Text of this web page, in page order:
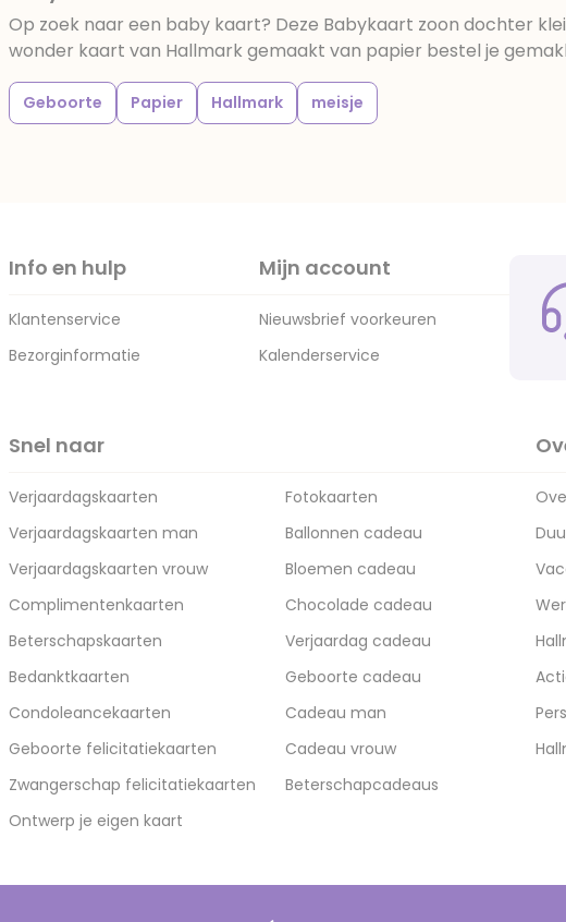
Op zoek naar een baby kaart? Deze Babykaart zoon dochter
wonder kaart van Hallmark gemaakt van papier bestel je
Geboorte Papier Hallmark meisje
Info en hulp
Klantenservice
Bezorginformatie
Mijn account
Nieuwsbrief voorkeuren
Kalenderservice
Snel naar
Verjaardagskaarten
Verjaardagskaarten man
Verjaardagskaarten vrouw
Complimentenkaarten
Beterschapskaarten
Bedanktkaarten
Condoleancekaarten
Geboorte felicitatiekaarten
Zwangerschap felicitatiekaarten
Ontwerp je eigen kaart
Fotokaarten
Ballonnen cadeau
Bloemen cadeau
Chocolade cadeau
Verjaardag cadeau
Geboorte cadeau
Cadeau man
Cadeau vrouw
Beterschapcadeaus